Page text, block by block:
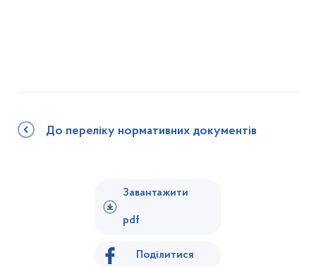
До переліку нормативних документів
Завантажити
pdf
Поділитися